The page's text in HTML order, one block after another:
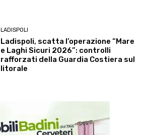
LADISPOLI
Ladispoli, scatta l’operazione “Mare
e Laghi Sicuri 2026”: controlli
rafforzati della Guardia Costiera sul
litorale